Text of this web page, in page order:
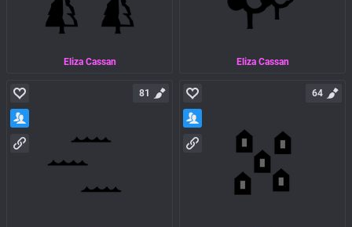
Eliza Cassan Eliza Cassan
81 64